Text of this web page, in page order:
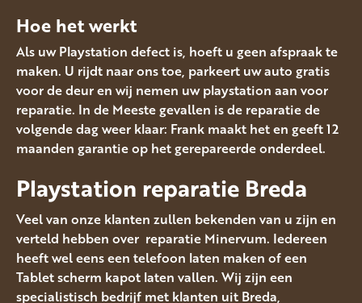
Hoe het werkt
Als uw Playstation defect is, hoeft u geen afspraak te
maken. U rijdt naar ons toe, parkeert uw auto gratis
voor de deur en wij nemen uw playstation aan voor
reparatie. In de Meeste gevallen is de reparatie de
volgende dag weer klaar: Frank maakt het en geeft 12
maanden garantie op het gerepareerde onderdeel.
Playstation reparatie Breda
Veel van onze klanten zullen bekenden van u zijn en
verteld hebben over reparatie Minervum. Iedereen
heeft wel eens een telefoon laten maken of een
Tablet scherm kapot laten vallen. Wij zijn een
specialistisch bedrijf met klanten uit Breda,